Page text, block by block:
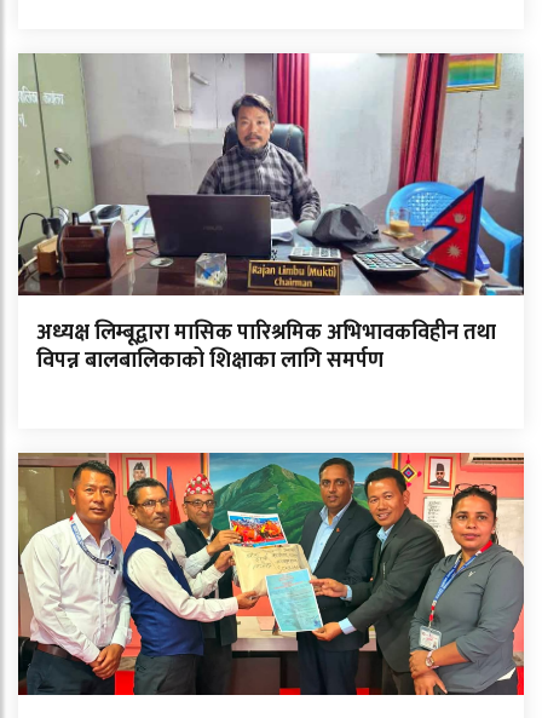
अध्यक्ष लिम्बूद्वारा मासिक पारिश्रमिक अभिभावकविहीन तथा
विपन्न बालबालिकाको शिक्षाका लागि समर्पण